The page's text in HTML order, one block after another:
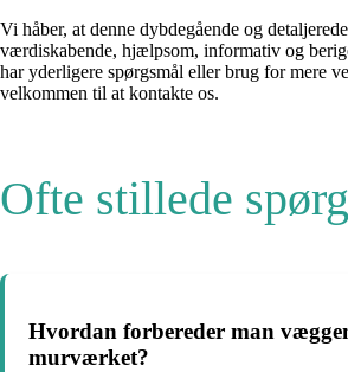
Vi håber, at denne dybdegående og
værdiskabende, hjælpsom, informativ og
har yderligere spørgsmål eller brug for mere
velkommen til at kontakte os.
Ofte stillede
Hvordan forbereder man
murværket?